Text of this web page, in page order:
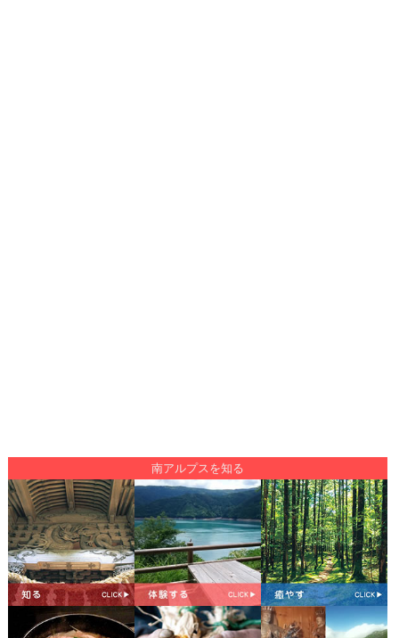
南アルプスを知る